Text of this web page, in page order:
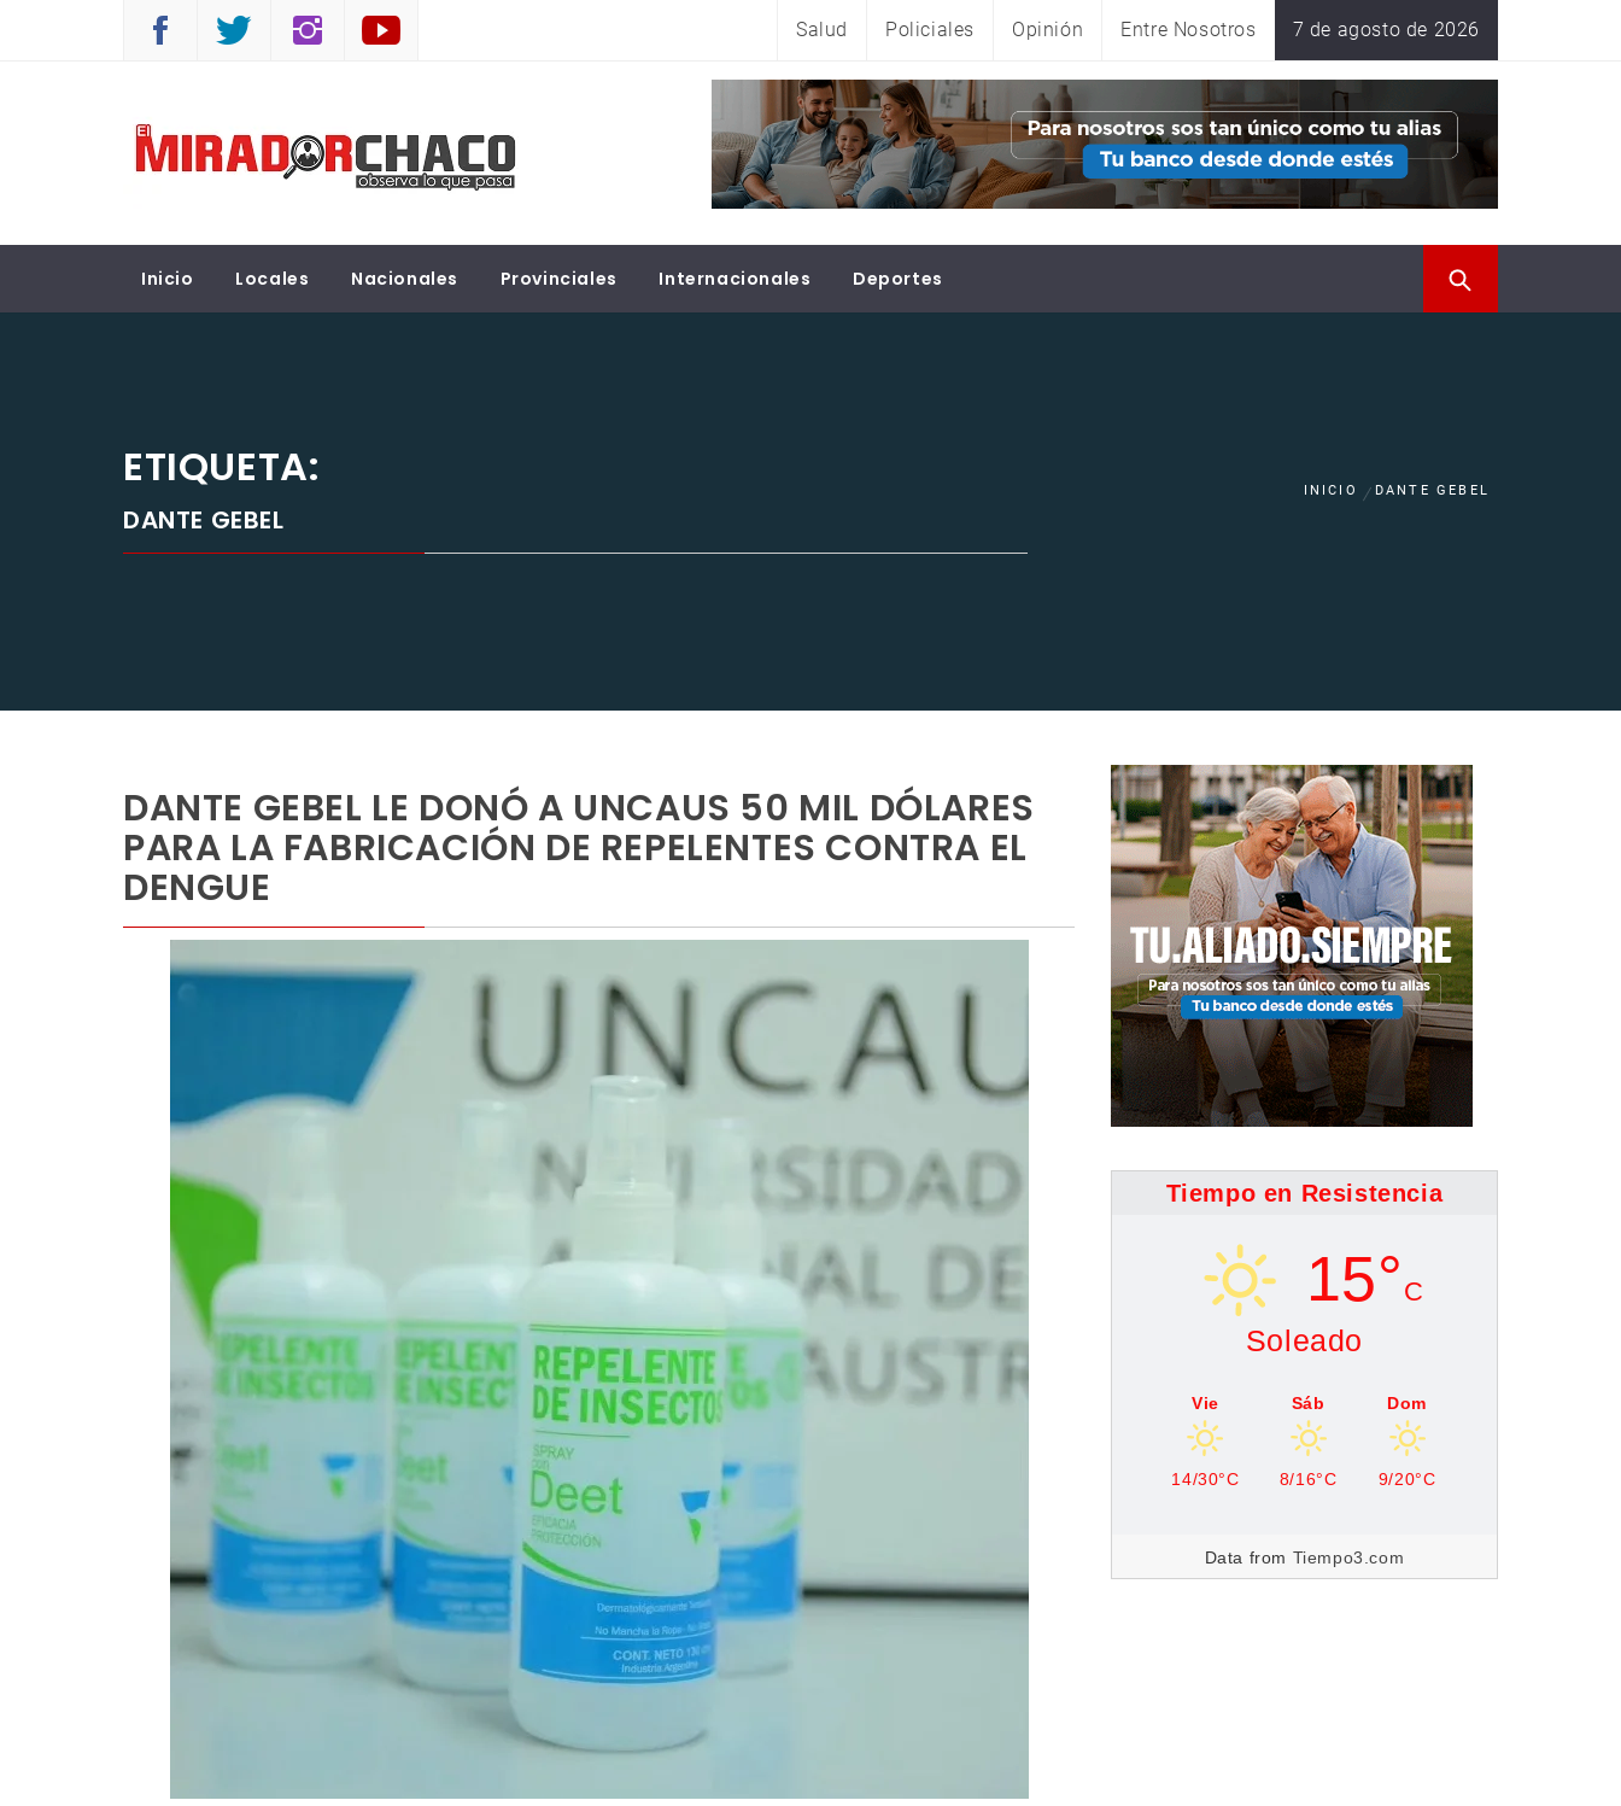
Salud Policiales Opinión Entre Nosotros 7 de agosto de 2026
EL MIRADOR CHACO
Inicio Locales Nacionales Provinciales Internacionales Deportes
ETIQUETA:
DANTE GEBEL
INICIO DANTE GEBEL
DANTE GEBEL LE DONÓ A UNCAUS 50 MIL DÓLARES
PARA LA FABRICACIÓN DE REPELENTES CONTRA EL
DENGUE
Tiempo en Resistencia
15° C
Soleado
Vie
14/30°C
Sáb
8/16°C
Dom
9/20°C
Data from Tiempo3.com